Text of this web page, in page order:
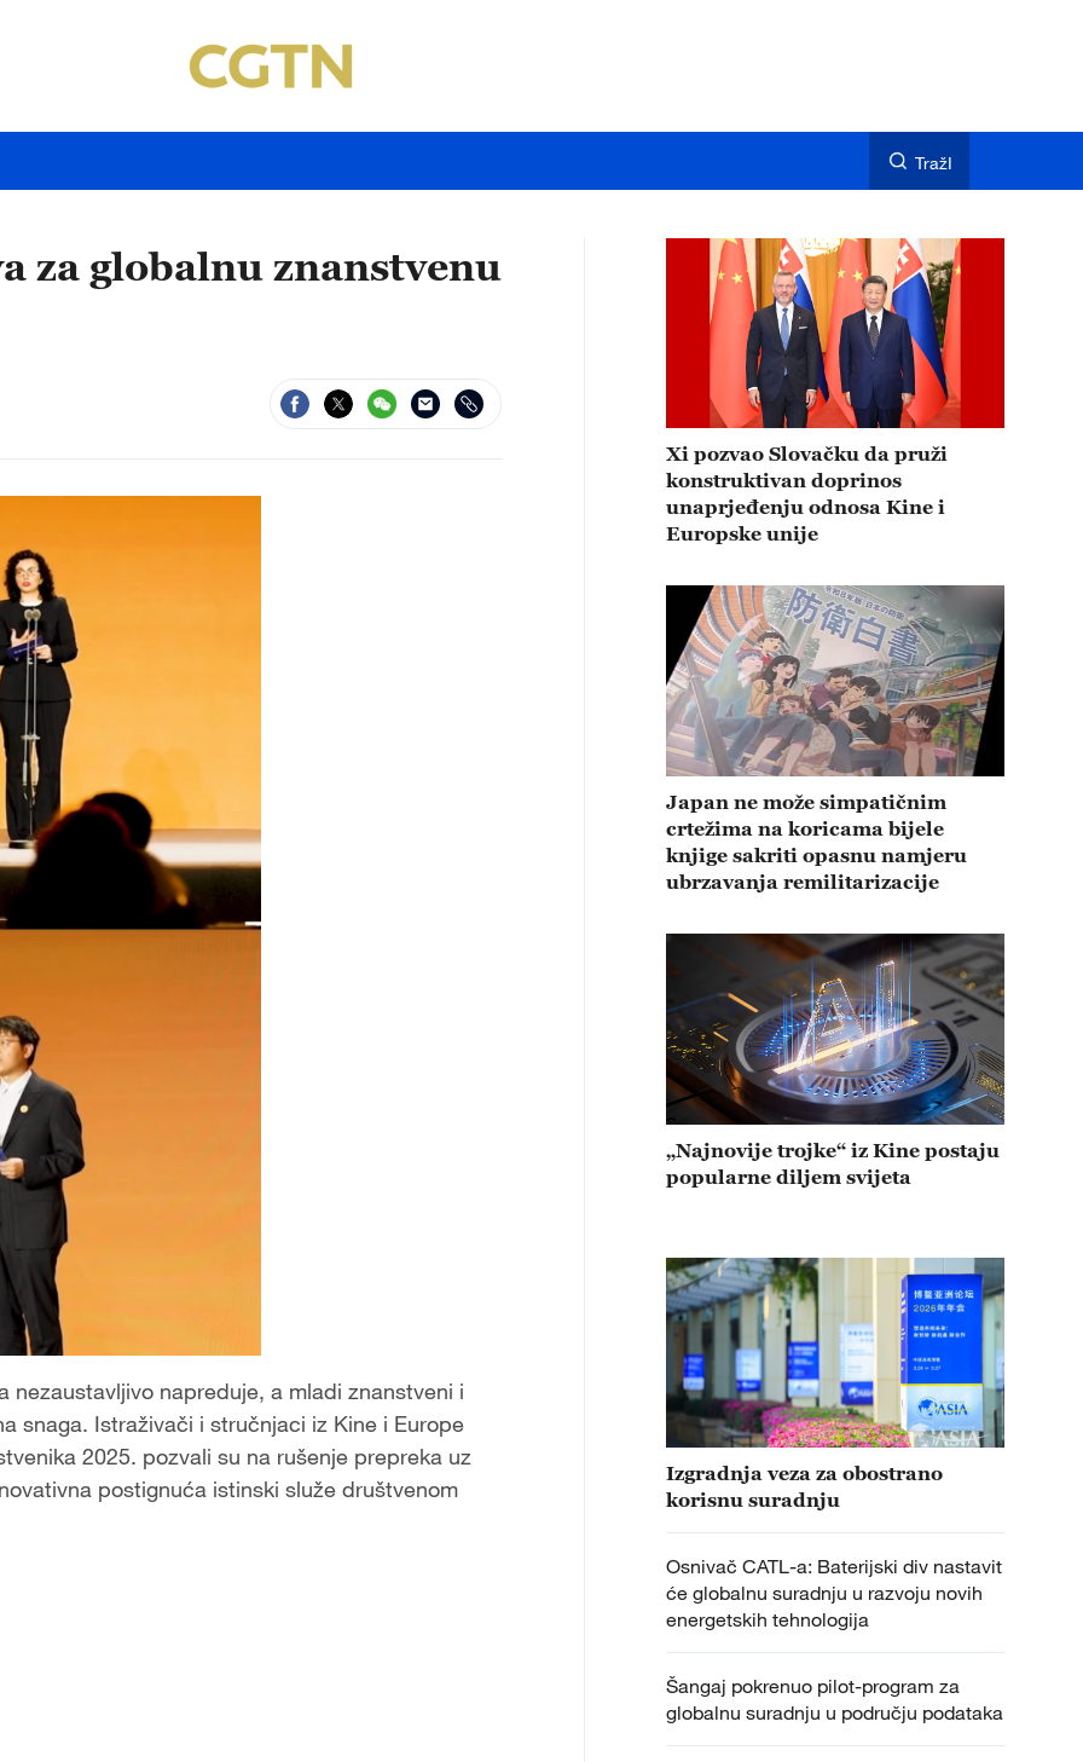
TražI
za globalnu znanstvenu
nezaustavljivo napreduje, a mladi znanstveni i
snaga. Istraživači i stručnjaci iz Kine i Europe
2025. pozvali su na rušenje prepreka uz
postignuća istinski služe društvenom
Xi pozvao Slovačku da pruži
konstruktivan doprinos
unaprjeđenju odnosa Kine i
Europske unije
Japan ne može simpatičnim
crtežima na koricama bijele
knjige sakriti opasnu namjeru
ubrzavanja remilitarizacije
„Najnovije trojke“ iz Kine postaju
popularne diljem svijeta
Izgradnja veza za obostrano
korisnu suradnju
Osnivač CATL-a: Baterijski div nastavit
će globalnu suradnju u razvoju novih
energetskih tehnologija
Šangaj pokrenuo pilot-program za
globalnu suradnju u području podataka